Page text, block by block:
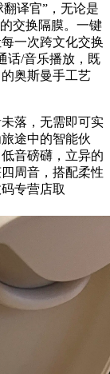
译官”，无论是
交换隔膜。一键
一次跨文化交换
话/音乐播放，既
奥斯曼手工艺
落，无需即可实
途中的智能伙
音磅礴，立异的
周音，搭配柔性
专营店取